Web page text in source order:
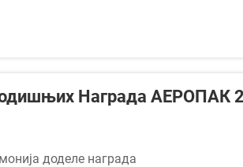
Награда АЕРОПАК
доделе награда